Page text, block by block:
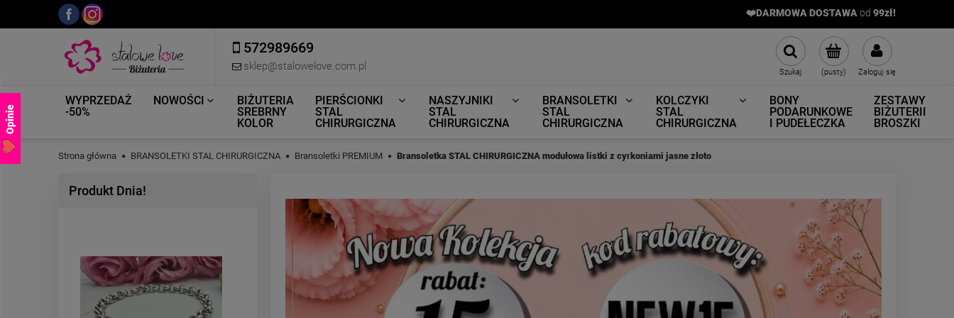
❤️DARMOWA DOSTAWA od 99zł!
572989669
sklep@stalowelove.com.pl (pusty) Zaloguj się
Szukaj
WYPRZEDAŻ
-50%
NOWOŚCI
BIŻUTERIA
SREBRNY
KOLOR
PIERŚCIONKI
STAL
CHIRURGICZNA
NASZYJNIKI
STAL
CHIRURGICZNA
BRANSOLETKI
STAL
CHIRURGICZNA
KOLCZYKI
STAL
CHIRURGICZNA
BONY
PODARUNKOWE
I PUDEŁECZKA
ZESTAWY
BIŻUTERII
BROSZKI
Strona główna BRANSOLETKI STAL CHIRURGICZNA Bransoletki PREMIUM Bransoletka STAL CHIRURGICZNA modułowa listki z cyrkoniami jasne złoto
Produkt Dnia!
Opinie